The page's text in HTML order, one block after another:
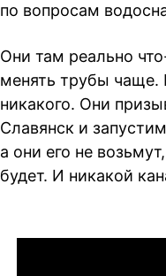
по вопросам
Они там реально
менять трубы чаще.
никакого. Они
Славянск и
а они его не
будет. И никакой